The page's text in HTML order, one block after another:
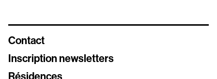
Contact
Inscription newsletters
Résidences